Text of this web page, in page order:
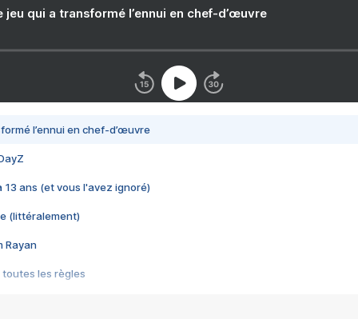
jeu qui a transformé l’ennui en chef-d’œuvre
l’ennui en chef-d’œuvre
13 ans (et vous l'avez ignoré)
(littéralement)
Rayan
toutes les règles